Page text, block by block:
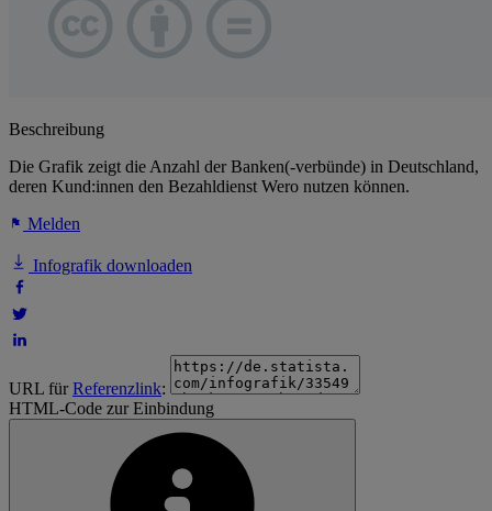
Beschreibung
Die Grafik zeigt die Anzahl der Banken(-verbünde) in Deutschland,
deren Kund:innen den Bezahldienst Wero nutzen können.
Melden
Infografik downloaden
URL fürReferenzlink:
HTML-Code zur Einbindung